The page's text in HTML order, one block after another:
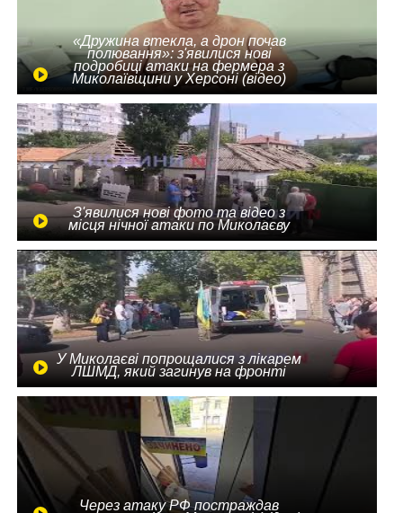
«Дружина втекла, а дрон почав
полювання»: з'явилися нові
подробиці атаки на фермера з
Миколаївщини у Херсоні (відео)
З'явилися нові фото та відео з
місця нічної атаки по Миколаєву
У Миколаєві попрощалися з лікарем
ЛШМД, який загинув на фронті
Через атаку РФ постраждав